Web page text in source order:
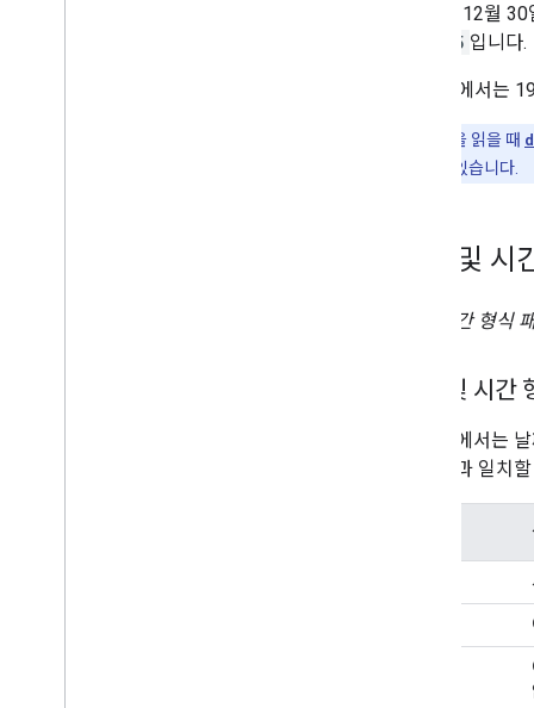
1899년 12월
33.625 입니다.
Sheets에서는
셀 값을 읽을 때
짜를 가져올 수 있습니다.
날짜 및 시
날짜-시간 형식
날짜 및 시간
다음 표에서는
도 패턴과 일치